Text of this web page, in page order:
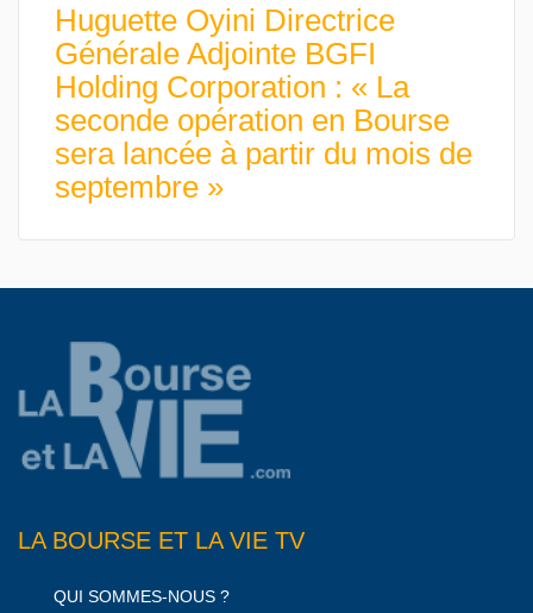
Huguette Oyini Directrice
Générale Adjointe BGFI
Holding Corporation : « La
seconde opération en Bourse
sera lancée à partir du mois de
septembre »
LA BOURSE ET LA VIE TV
QUI SOMMES-NOUS ?